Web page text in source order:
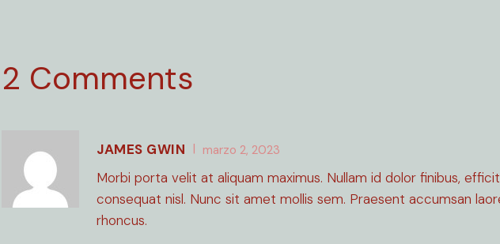
2 Comments
JAMES GWIN marzo 2, 2023
Morbi porta velit at aliquam maximus. Nullam id dolor finibus,
consequat nisl. Nunc sit amet mollis sem. Praesent accumsan
rhoncus.